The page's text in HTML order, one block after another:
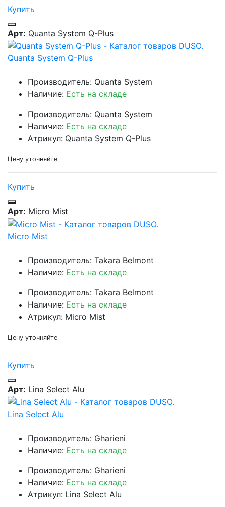
Купить
Арт: Quanta System Q-Plus
Quanta System Q-Plus
Производитель: Quanta System
Наличие: Есть на складе
Производитель: Quanta System
Наличие: Есть на складе
Атрикул: Quanta System Q-Plus
Цену уточняйте
Купить
Арт: Micro Mist
Micro Mist
Производитель: Takara Belmont
Наличие: Есть на складе
Производитель: Takara Belmont
Наличие: Есть на складе
Атрикул: Micro Mist
Цену уточняйте
Купить
Арт: Lina Select Alu
Lina Select Alu
Производитель: Gharieni
Наличие: Есть на складе
Производитель: Gharieni
Наличие: Есть на складе
Атрикул: Lina Select Alu